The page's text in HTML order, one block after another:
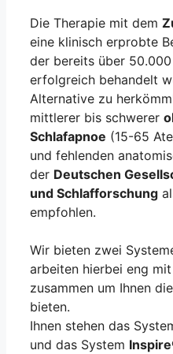
Die Therapie mit dem
eine klinisch erprobte
der bereits über
erfolgreich behandelt
Alternative zu
mittlerer bis schwerer
Schlafapnoe (15-65
und fehlenden
der Deutschen
und Schlafforschung
empfohlen.
Wir bieten zwei
arbeiten hierbei eng
zusammen um Ihnen
bieten.
Ihnen stehen das
und das System